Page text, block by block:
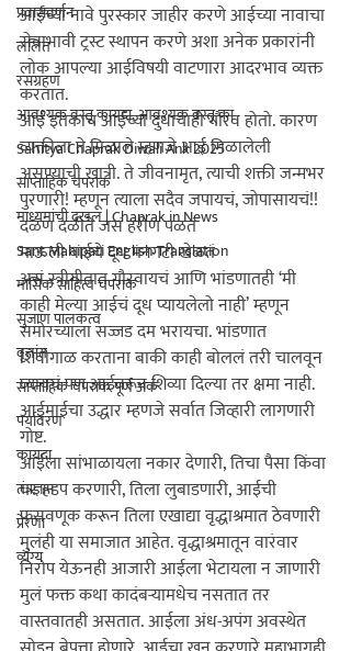
प्रवासवर्णन
ललित
रसग्रहण
आवश्यक वस्तू कायदा, आवश्यक वस्तू का
Sahitya Chaprak Diwali Ank 2025
साप्ताहिक चपराक
माध्यमांची दखल | Chaprak in News
Sant Mahipati English Translation
मासिक साहित्य चपराक
सुजाण पालकत्व
वृत्तांत
साप्ताहिक चपराक पूर्ण अंक
पर्यावरण
कायदा
तंत्रज्ञान
प्रेरणा
व्यंग्य
आईच्या नावे पुरस्कार जाहीर करणे आईच्या नावाचा
सेवाभावी ट्रस्ट स्थापन करणे अशा अनेक प्रकारांनी
लोक आपल्या आईविषयी वाटणारा आदरभाव व्यक्त
करतात.
आई इतकाच आईच्या दुधाचाही गौरव होतो. कारण
व्यक्तीला ते मिळाले म्हणजे आई मिळालेली
असण्याची खात्री. ते जीवनामृत, त्याची शक्ती जन्मभर
पुरणारी! म्हणून त्याला सदैव जपायचं, जोपासायचं!!
दळण दळीते जसं हरीण पळतं
माऊली बाईचे दूध मनगटी खेळतं
असं स्त्रीगीतात गौरवायचं आणि भांडणातही ‘मी
काही मेल्या आईचं दूध प्यायलेलो नाही’ म्हणून
समोरच्याला सज्जड दम भरायचा. भांडणात
शिवीगाळ करताना बाकी काही बोललं तरी चालवून
घ्यायचं पण आईवरून शिव्या दिल्या तर क्षमा नाही.
आईमाईचा उद्धार म्हणजे सर्वात जिव्हारी लागणारी
गोष्ट.
आईला सांभाळायला नकार देणारी, तिचा पैसा किंवा
घर हडप करणारी, तिला लुबाडणारी, आईची
फसवणूक करून तिला एखाद्या वृद्धाश्रमात ठेवणारी
मुलंही या समाजात आहेत. वृद्धाश्रमातून वारंवार
निरोप येऊनही आजारी आईला भेटायला न जाणारी
मुलं फक्त कथा कादंबर्‍यामधेच नसतात तर
वास्तवातही असतात. आईला अंध-अपंग अवस्थेत